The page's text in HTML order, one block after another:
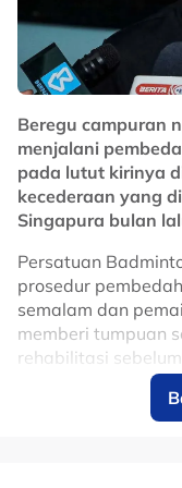
10 hingga 15
diperbaharui pada
Lanjutan kontrak
memperkukuhkan
utama sukan
merancakkan
dan penganjuran
Antarabangsa
No node context
Related
#motoGP
Beregu campuran
menjalani
pada lutut kirinya
kecederaan yang
Singapura bulan
Persatuan
prosedur
semalam dan
memberi tumpuan
rehabilitasi
Ee Wei melahirkan
berjalan lancar,